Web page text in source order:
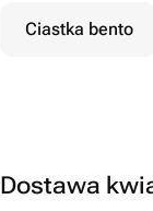
Ciastka bento
Dostawa